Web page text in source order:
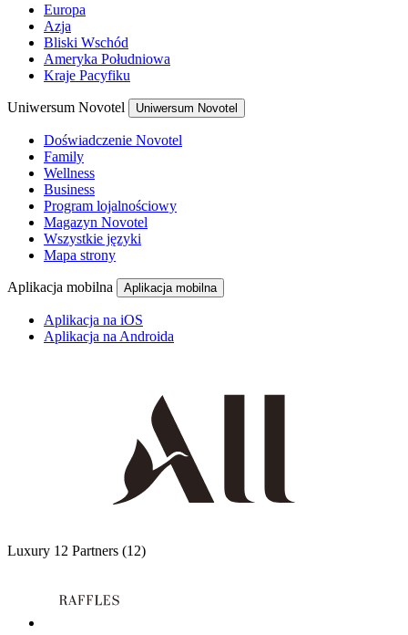
Europa
Azja
Bliski Wschód
Ameryka Południowa
Kraje Pacyfiku
Uniwersum Novotel Uniwersum Novotel
Doświadczenie Novotel
Family
Wellness
Business
Program lojalnościowy
Magazyn Novotel
Wszystkie języki
Mapa strony
Aplikacja mobilna Aplikacja mobilna
Aplikacja na iOS
Aplikacja na Androida
Luxury 12 Partners (12)